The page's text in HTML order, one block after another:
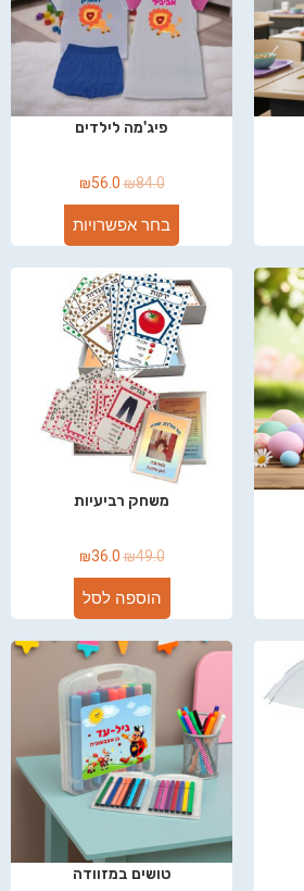
פיג'מה לילדים
₪84.0
₪56.0
בחר אפשרויות
משחק רביעיות
₪49.0
₪36.0
הוספה לסל
טושים במזוודה